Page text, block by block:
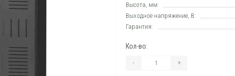
Высота, мм:
Выходное напряжение, В:
Гарантия:
Кол-во:
- +